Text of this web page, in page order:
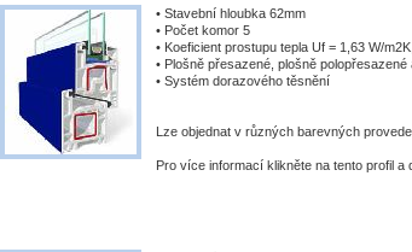
• Stavební hloubka 62mm
• Počet komor 5
• Koeficient prostupu tepla Uf = 1,63 W/
• Plošně přesazené, plošně
• Systém dorazového těsnění
Lze objednat v různých barevných
Pro více informací klikněte na tento profil a